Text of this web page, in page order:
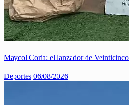
Maycol Coria: el lanzador de Veinticinco
Deportes 06/08/2026